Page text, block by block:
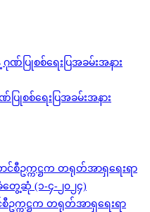
ြုစစ်ရေးပြအခမ်းအနား
ဥက္ကဋ္ဌက တရုတ်အာရှရေးရာ